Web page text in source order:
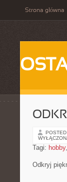
Strona główna
Tagi: hobby,
Odkryj